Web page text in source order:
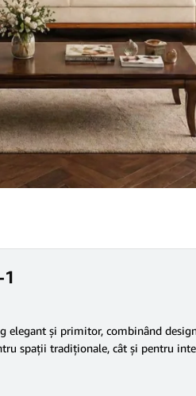
elegant și primitor, combinând
spații tradiționale, cât și pentru